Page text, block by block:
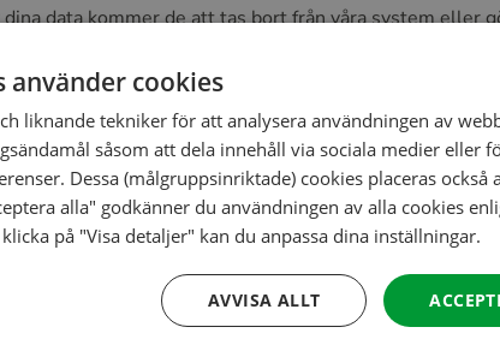
data kommer de att tas bort från våra system eller
upphört. Personliga data från potentiella kunder
som har angett att de vill vara i kontakt med oss,
Du kan utöva denna kontroll genom att använda
använder cookies
liknande tekniker för att analysera användningen av
såsom att dela innehåll via sociala medier eller
Dessa (målgruppsinriktade) cookies placeras också
alla" godkänner du användningen av alla cookies
på "Visa detaljer" kan du anpassa dina inställningar.
AVVISA ALLT